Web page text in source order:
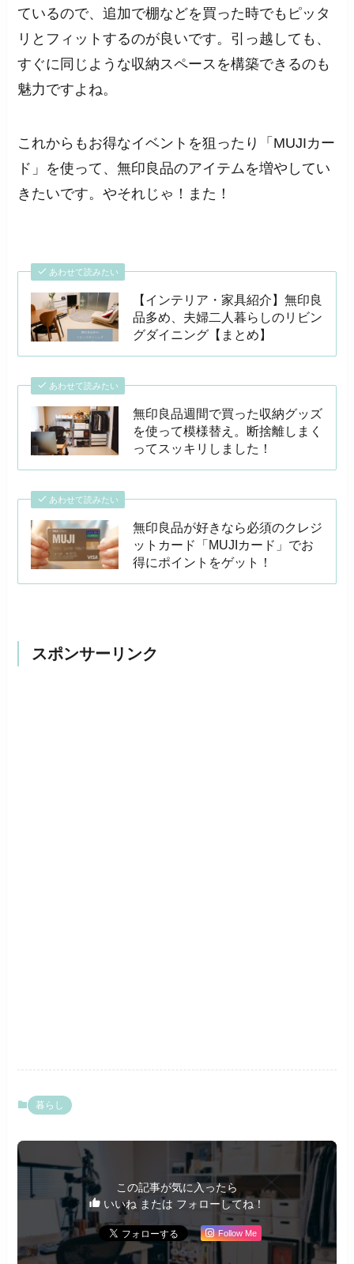
ているので、追加で棚などを買った時でもピッタ
リとフィットするのが良いです。引っ越しても、
すぐに同じような収納スペースを構築できるのも
魅力ですよね。
これからもお得なイベントを狙ったり「MUJIカー
ド」を使って、無印良品のアイテムを増やしてい
きたいです。やそれじゃ！また！
あわせて読みたい
【インテリア・家具紹介】無印良
品多め、夫婦二人暮らしのリビン
グダイニング【まとめ】
あわせて読みたい
無印良品週間で買った収納グッズ
を使って模様替え。断捨離しまく
ってスッキリしました！
あわせて読みたい
無印良品が好きなら必須のクレジ
ットカード「MUJIカード」でお
得にポイントをゲット！
スポンサーリンク
暮らし
この記事が気に入ったら
いいね または フォローしてね！
Follow Me